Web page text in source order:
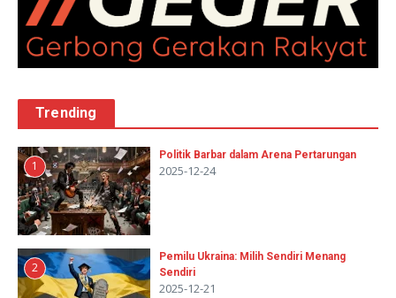
Trending
1
Politik Barbar dalam Arena Pertarungan
2025-12-24
2
Pemilu Ukraina: Milih Sendiri Menang
Sendiri
2025-12-21